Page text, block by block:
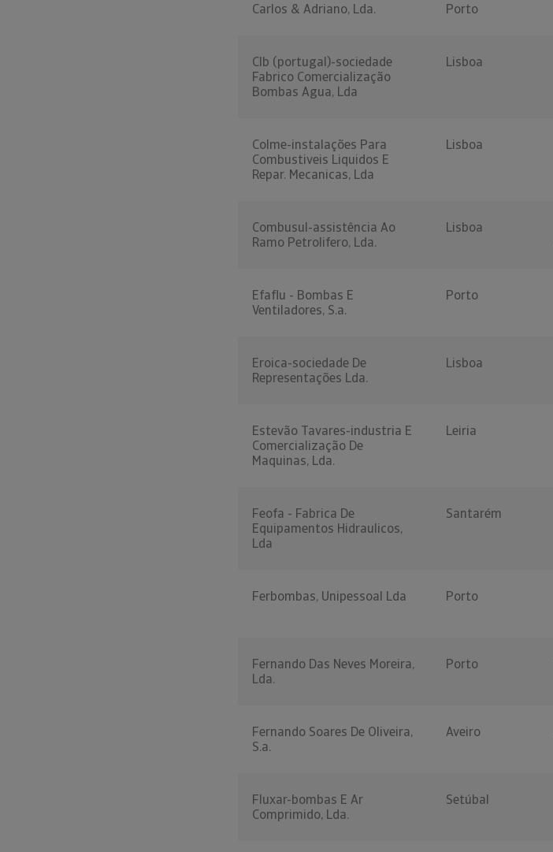
Carlos & Adriano, Lda. Porto
Clb (portugal)-sociedade
Fabrico Comercialização
Bombas Agua, Lda
Lisboa
Colme-instalações Para
Combustiveis Liquidos E
Repar. Mecanicas, Lda
Lisboa
Combusul-assistência Ao
Ramo Petrolifero, Lda.
Lisboa
Efaflu - Bombas E
Ventiladores, S.a.
Porto
Eroica-sociedade De
Representações Lda.
Lisboa
Estevão Tavares-industria E
Comercialização De
Maquinas, Lda.
Leiria
Feofa - Fabrica De
Equipamentos Hidraulicos,
Lda
Santarém
Ferbombas, Unipessoal Lda Porto
Fernando Das Neves Moreira,
Lda.
Porto
Fernando Soares De Oliveira,
S.a.
Aveiro
Fluxar-bombas E Ar
Comprimido, Lda.
Setúbal